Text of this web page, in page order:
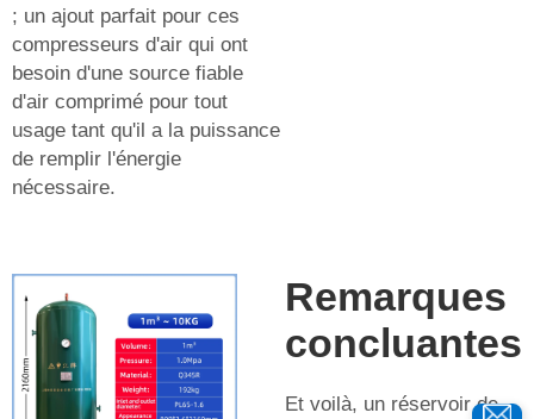
; un ajout parfait pour ces
compresseurs d'air qui ont
besoin d'une source fiable
d'air comprimé pour tout
usage tant qu'il a la puissance
de remplir l'énergie
nécessaire.
Remarques
concluantes
Et voilà, un réservoir de